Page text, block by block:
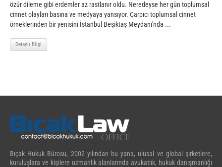
özür dileme gibi erdemler az rastlanır oldu. Neredeyse her gün toplumsal
cinnet olayları basına ve medyaya yansıyor. Çarpıcı toplumsal cinnet
örneklerinden bir yenisini İstanbul Beşiktaş Meydanı'nda ...
Detaylı Bilgi
Bıçak Hukuk Bürosu, 2002 yılından bu yana, ulusal ve global şirketlere,
kuruluşlara ve kişilere uzmanlık alanlarında avukatlık, hukuk danışmanlığı